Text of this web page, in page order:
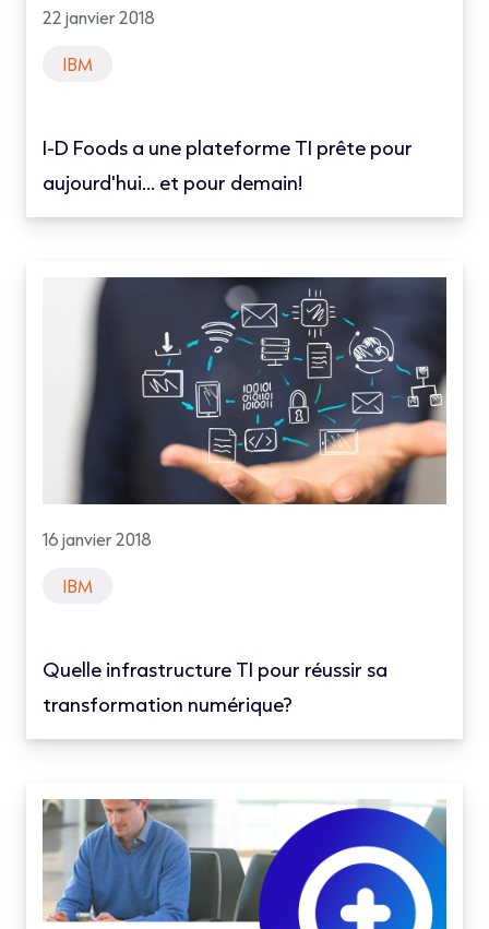
22 janvier 2018
IBM
I-D Foods a une plateforme TI prête pour
aujourd'hui... et pour demain!
16 janvier 2018
IBM
Quelle infrastructure TI pour réussir sa
transformation numérique?